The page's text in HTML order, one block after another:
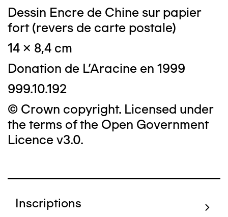
Dessin Encre de Chine sur papier
fort (revers de carte postale)
14 x 8,4 cm
Donation de L'Aracine en 1999
999.10.192
© Crown copyright. Licensed under
the terms of the Open Government
Licence v3.0.
Inscriptions